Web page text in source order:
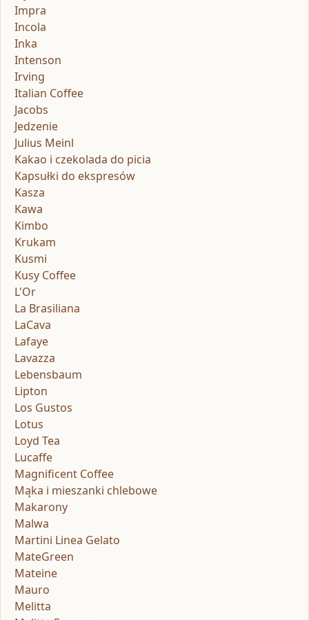
Impra
Incola
Inka
Intenson
Irving
Italian Coffee
Jacobs
Jedzenie
Julius Meinl
Kakao i czekolada do picia
Kapsułki do ekspresów
Kasza
Kawa
Kimbo
Krukam
Kusmi
Kusy Coffee
L'Or
La Brasiliana
LaCava
Lafaye
Lavazza
Lebensbaum
Lipton
Los Gustos
Lotus
Loyd Tea
Lucaffe
Magnificent Coffee
Mąka i mieszanki chlebowe
Makarony
Malwa
Martini Linea Gelato
MateGreen
Mateine
Mauro
Melitta